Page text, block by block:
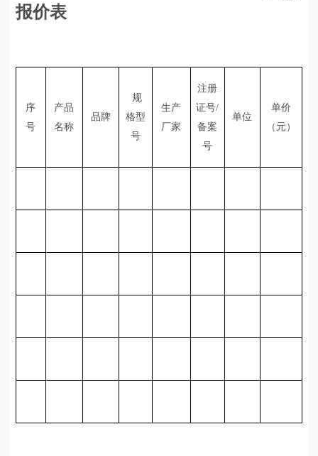
报价表
序
号
产品
名称
品牌
规
格型
号
生产
厂家
注册
证号/
备案
号
单位
单价
（元）